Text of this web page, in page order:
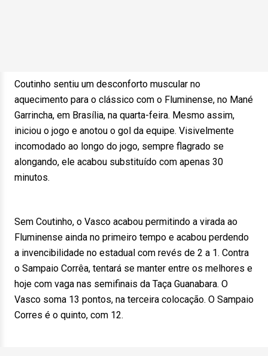
Coutinho sentiu um desconforto muscular no
aquecimento para o clássico com o Fluminense, no Mané
Garrincha, em Brasília, na quarta-feira. Mesmo assim,
iniciou o jogo e anotou o gol da equipe. Visivelmente
incomodado ao longo do jogo, sempre flagrado se
alongando, ele acabou substituído com apenas 30
minutos.
Sem Coutinho, o Vasco acabou permitindo a virada ao
Fluminense ainda no primeiro tempo e acabou perdendo
a invencibilidade no estadual com revés de 2 a 1. Contra
o Sampaio Corrêa, tentará se manter entre os melhores e
hoje com vaga nas semifinais da Taça Guanabara. O
Vasco soma 13 pontos, na terceira colocação. O Sampaio
Corres é o quinto, com 12.